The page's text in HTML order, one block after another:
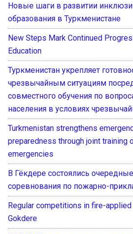
Новые шаги в развитии
образования в Туркменистане
New Steps Mark Continued
Education
Туркменистан укрепляет
чрезвычайным ситуациям
совместного обучения по
населения в условиях
Turkmenistan strengthens
preparedness through joint training
emergencies
В Гёкдере состоялись очередные
соревнования по пожарно-
Regular competitions in fire-
Gokdere